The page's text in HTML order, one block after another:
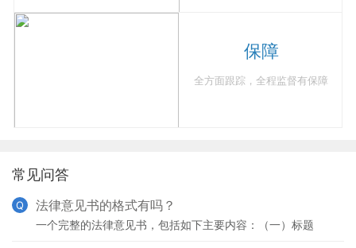
保障
全方面跟踪，全程监督有保障
常见问答
法律意见书的格式有吗？
一个完整的法律意见书，包括如下主要内容：（一）标题
Q